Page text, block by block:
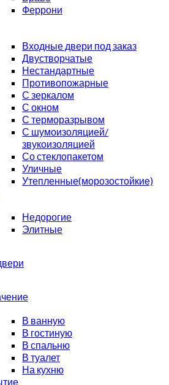
Феррони
Входные двери под заказ
Двустворчатые
Нестандартные
Противопожарные
С зеркалом
С окном
С терморазрывом
С шумоизоляцией/
звукоизоляцией
Со стеклопакетом
Уличные
Утепленные(морозостойкие)
Недорогие
Элитные
В ванную
В гостиную
В спальню
В туалет
На кухню